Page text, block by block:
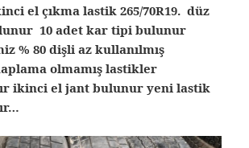
el çıkma lastik 265/70R19. düz
10 adet kar tipi bulunur
% 80 dişli az kullanılmış
olmamış lastikler
ikinci el jant bulunur yeni lastik